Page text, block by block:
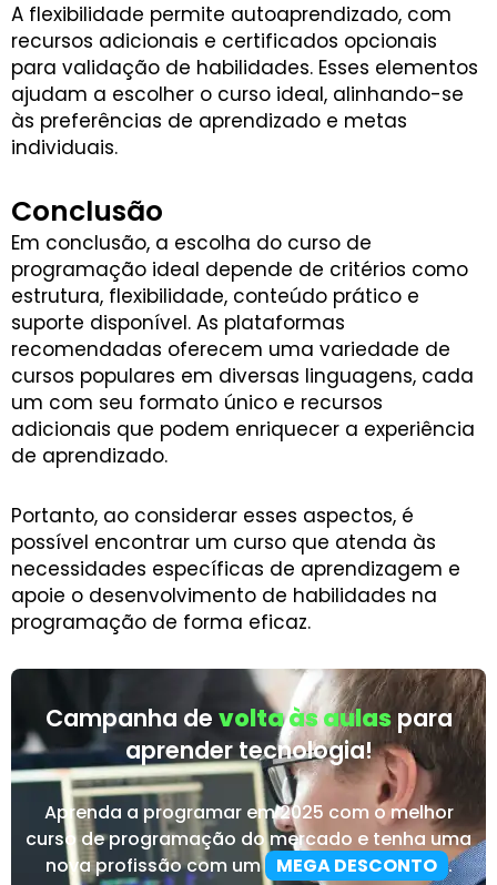
A flexibilidade permite autoaprendizado, com
recursos adicionais e certificados opcionais
para validação de habilidades. Esses elementos
ajudam a escolher o curso ideal, alinhando-se
às preferências de aprendizado e metas
individuais.
Conclusão
Em conclusão, a escolha do curso de
programação ideal depende de critérios como
estrutura, flexibilidade, conteúdo prático e
suporte disponível. As plataformas
recomendadas oferecem uma variedade de
cursos populares em diversas linguagens, cada
um com seu formato único e recursos
adicionais que podem enriquecer a experiência
de aprendizado.
Portanto, ao considerar esses aspectos, é
possível encontrar um curso que atenda às
necessidades específicas de aprendizagem e
apoie o desenvolvimento de habilidades na
programação de forma eficaz.
Campanha de volta às aulaspara
aprender tecnologia!
Aprenda a programar em 2025 com o melhor
curso de programação do mercado e tenha uma
nova profissão com um MEGA DESCONTO .